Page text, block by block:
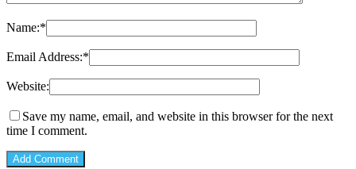
Name:*
Email Address:*
Website:
Save my name, email, and website in this browser for the next
time I comment.